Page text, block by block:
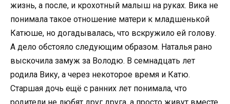
жизнь, а после, и крохотный малыш на руках. Вика не
понимала такое отношение матери к младшенькой
Катюше, но догадывалась, что вскружило ей голову.
А дело обстояло следующим образом. Наталья рано
выскочила замуж за Володю. В семнадцать лет
родила Вику, а через некоторое время и Катю.
Старшая дочь ещё с ранних лет понимала, что